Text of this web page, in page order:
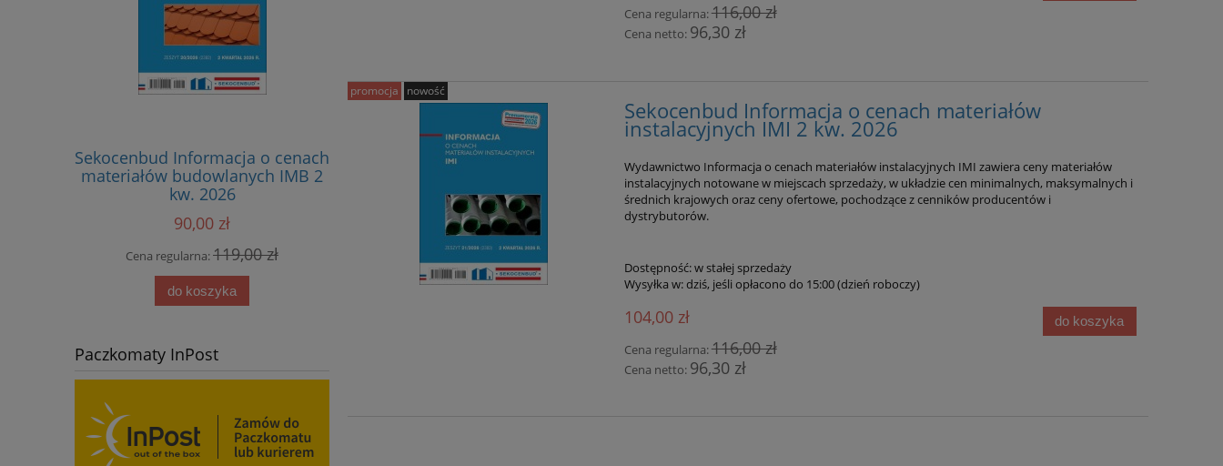
Sekocenbud Informacja o cenach
materiałów budowlanych IMB 2
kw. 2026
90,00 zł
Cena regularna:119,00 zł
do koszyka
Sekocenbud Informacja o
kosztorysowej oraz cenach pracy
sprzętu budowlanego IRS 2 kw.
2026
110,00 zł
Cena regularna:124,00 zł
Sekocenbud Informacja o cenach
materiałów elektrycznych IME 2
kw. 2026
104,00 zł
do koszyka
Sekocenbud Informacja o cenach
materiałów instalacyjnych IMI 2
kw. 2026
Paczkomaty InPost
Cena regularna:116,00 zł
Cena netto: 96,30 zł
Sekocenbud Informacja o cenach materiałów
instalacyjnych IMI 2 kw. 2026
Wydawnictwo Informacja o cenach materiałów instalacyjnych IMI zawiera ceny materiałów
instalacyjnych notowane w miejscach sprzedaży, w układzie cen minimalnych, maksymalnych i
średnich krajowych oraz ceny ofertowe, pochodzące z cenników producentów i
dystrybutorów.
Dostępność:w stałej sprzedaży
Wysyłka w:dziś, jeśli opłacono do 15:00 (dzień roboczy)
104,00 zł
Cena regularna:116,00 zł
Cena netto: 96,30 zł
do koszyka
promocja nowość